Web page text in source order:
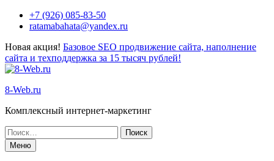
+7 (926) 085-83-50
ratamabahata@yandex.ru
Новая акция! Базовое SEO продвижение сайта, наполнение
сайта и техподдержка за 15 тысяч рублей!
8-Web.ru
Комплексный интернет-маркетинг
Меню